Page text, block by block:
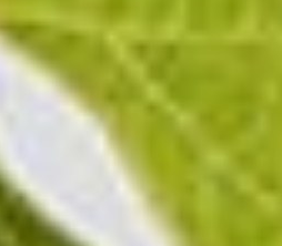
Pinot Noir
DE NOIRS
BRUT